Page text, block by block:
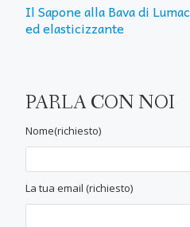
Il Sapone alla Bava di
ed elasticizzante
PARLA CON NOI
Nome(richiesto)
La tua email (richiesto)